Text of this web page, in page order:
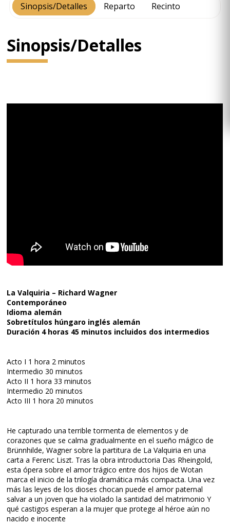
Sinopsis/Detalles Reparto Recinto
Sinopsis/Detalles
La Valquiria – Richard Wagner
Contemporáneo
Idioma alemán
Sobretítulos húngaro inglés alemán
Duración 4 horas 45 minutos incluidos dos intermedios
Acto I 1 hora 2 minutos
Intermedio 30 minutos
Acto II 1 hora 33 minutos
Intermedio 20 minutos
Acto III 1 hora 20 minutos
He capturado una terrible tormenta de elementos y de
corazones que se calma gradualmente en el sueño mágico de
Brünnhilde, Wagner sobre la partitura de La Valquiria en una
carta a Ferenc Liszt. Tras la obra introductoria Das Rheingold,
esta ópera sobre el amor trágico entre dos hijos de Wotan
marca el inicio de la trilogía dramática más compacta. Una vez
más las leyes de los dioses chocan puede el amor paternal
salvar a un joven que ha violado la santidad del matrimonio Y
qué castigos esperan a la mujer que protege al héroe aún no
nacido e inocente